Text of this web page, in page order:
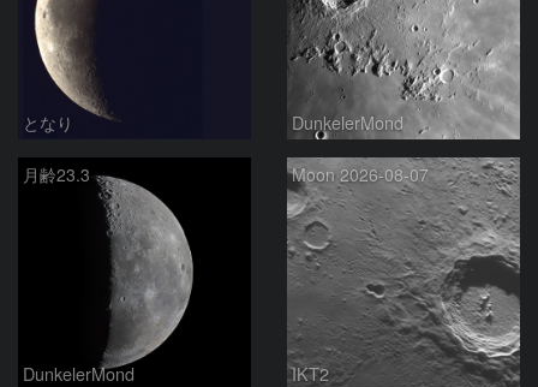
となり DunkelerMond
月齢23.3
DunkelerMond
Moon 2026-08-07
IKT2